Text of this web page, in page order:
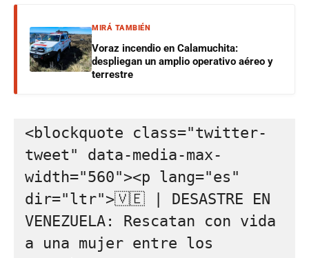
MIRÁ TAMBIÉN
Voraz incendio en Calamuchita:
despliegan un amplio operativo aéreo y
terrestre
<blockquote class="twitter-
tweet" data-media-max-
width="560"><p lang="es"
dir="ltr">🇻🇪 | DESASTRE EN
VENEZUELA: Rescatan con vida
a una mujer entre los